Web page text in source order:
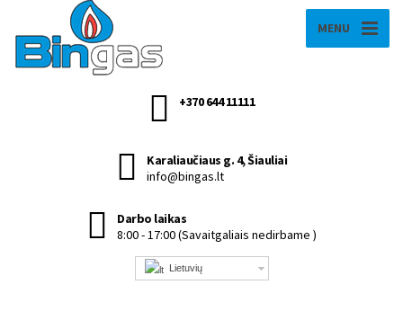
MENU
+370 644 11111
Karaliaučiaus g. 4, Šiauliai
info@bingas.lt
Darbo laikas
8:00 - 17:00 (Savaitgaliais nedirbame )
Lietuvių